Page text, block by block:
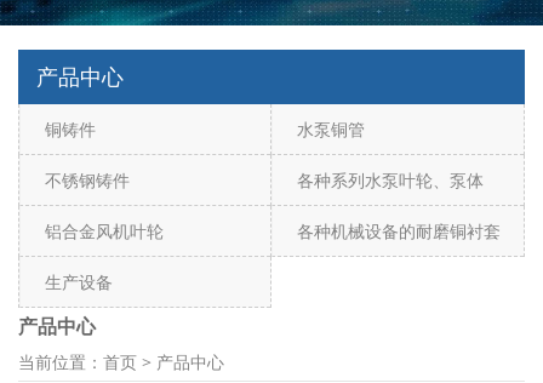
产品中心
铜铸件 水泵铜管
不锈钢铸件 各种系列水泵叶轮、泵体
铝合金风机叶轮 各种机械设备的耐磨铜衬套
生产设备
产品中心
当前位置： 首页 > 产品中心